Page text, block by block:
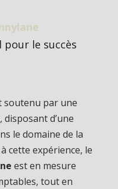
pour le succès
soutenu par une
d’une
le domaine de la
cette expérience, le
est en mesure
tout en